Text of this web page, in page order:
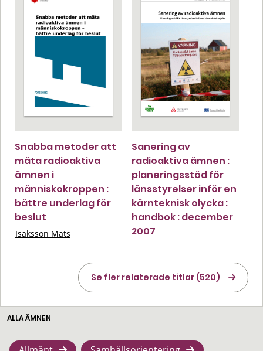
Snabba metoder att
mäta radioaktiva
ämnen i
människokroppen :
bättre underlag för
beslut
Isaksson Mats
Sanering av
radioaktiva ämnen :
planeringsstöd för
länsstyrelser inför en
kärnteknisk olycka :
handbok : december
2007
Se fler relaterade titlar (520)
ALLA ÄMNEN